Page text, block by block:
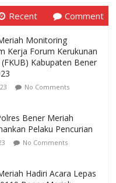
Recent Comment
Monitoring
Kerja Forum Kerukunan
Kabupaten Bener
No Comments
Bener Meriah
Pelaku Pencurian
No Comments
Hadiri Acara Lepas